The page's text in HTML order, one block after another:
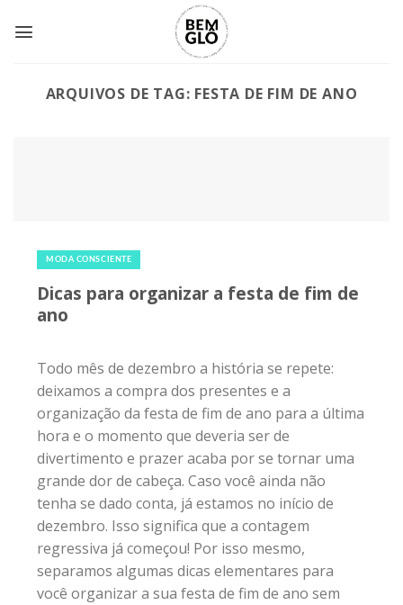
ARQUIVOS DE TAG: FESTA DE FIM DE ANO
MODA CONSCIENTE
Dicas para organizar a festa de fim de
ano
Todo mês de dezembro a história se repete:
deixamos a compra dos presentes e a
organização da festa de fim de ano para a última
hora e o momento que deveria ser de
divertimento e prazer acaba por se tornar uma
grande dor de cabeça. Caso você ainda não
tenha se dado conta, já estamos no início de
dezembro. Isso significa que a contagem
regressiva já começou! Por isso mesmo,
separamos algumas dicas elementares para
você organizar a sua festa de fim de ano sem